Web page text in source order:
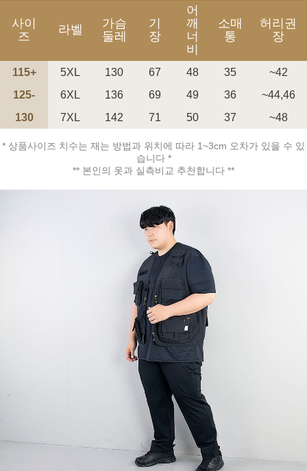
페이코 ID로 페
PAYCO 바로구매
사이
즈
라벨
가슴
둘레
기
장
어
깨
너
비
소매
통
허리권
장
115+ 5XL 130 67 48 35
~42
125-
6XL 136 69 49 36
~44,46
130
7XL 142 71 50 37 ~48
* 상품사이즈 치수는 재는 방법과 위치에 따라 1~3cm 오차가 있을 수 있
습니다 *
** 본인의 옷과 실측비교 추천합니다 **